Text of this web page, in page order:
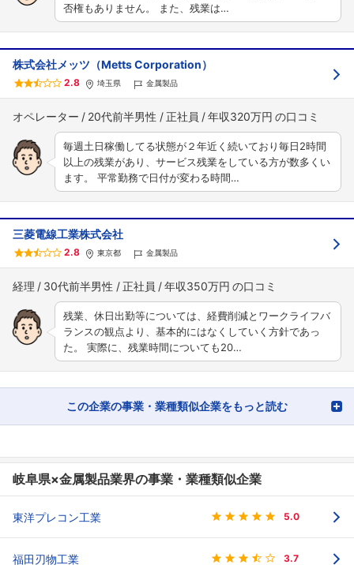
否権もありません。 また、残業は…
株式会社メッツ（Metts Corporation）
2.8 埼玉県 金属製品
オペレーター 20代前半男性 正社員 年収320万円
毎週土日稼働してる状態が２年近く続いており毎日2時間
以上の残業があり、サービス残業をしている方が数多くい
ます。 平常勤務で日付が変わる時間…
三菱電線工業株式会社
2.8 東京都 金属製品
経理 30代前半男性 正社員 年収350万円
残業、休日出勤等については、経費削減とワークライフバ
ランスの観点より、基本的にはなくしていく方針であっ
た。 実際に、残業時間についても20…
この企業の事業・業種類似企業をもっと読む
岐阜県×金属製品業界の事業・業種類似企業
東洋プレコン工業 5.0
福田刃物工業 3.7